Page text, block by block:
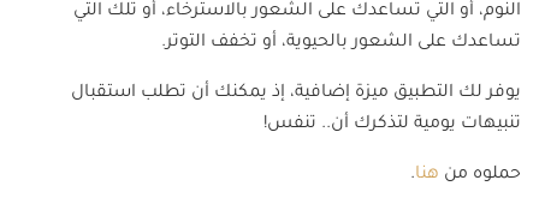
النوم، أو التي تساعدك على الشعور بالاسترخاء، أو تلك التي
تساعدك على الشعور بالحيوية، أو تخفف التوتر.
يوفر لك التطبيق ميزة إضافية، إذ يمكنك أن تطلب استقبال
تنبيهات يومية لتذكرك أن.. تنفس!
حملوه من هنا.